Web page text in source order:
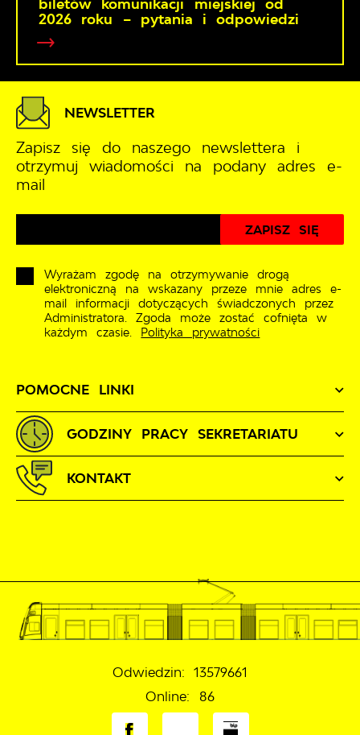
biletów komunikacji miejskiej od
2026 roku – pytania i odpowiedzi
POMOCNE LINKI
NEWSLETTER
Zapisz się do naszego newslettera i
otrzymuj wiadomości na podany adres e-
mail
Wyrażam zgodę na otrzymywanie drogą
elektroniczną na wskazany przeze mnie adres e-
mail informacji dotyczących świadczonych przez
Administratora. Zgoda może zostać cofnięta w
każdym czasie. Polityka prywatności
GODZINY PRACY SEKRETARIATU
KONTAKT
Odwiedzin: 13579661
Online: 86